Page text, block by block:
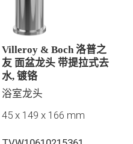
Villeroy & Boch 洛普之
友 面盆龙头 带提拉式去
水, 镀铬
浴室龙头
45 x 149 x 166 mm